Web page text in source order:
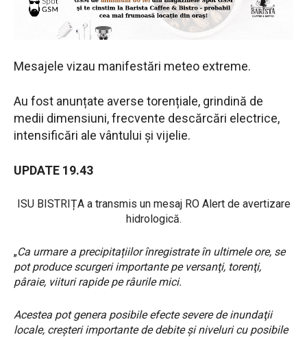
Mesajele vizau manifestări meteo extreme.
Au fost anunțate averse torențiale, grindină de
medii dimensiuni, frecvente descărcări electrice,
intensificări ale vântului și vijelie.
UPDATE 19.43
ISU BISTRIȚA a transmis un mesaj RO Alert de avertizare
hidrologică.
„Ca urmare a precipitațiilor înregistrate în ultimele ore, se
pot produce scurgeri importante pe versanţi, torenţi,
pâraie, viituri rapide pe râurile mici.
Acestea pot genera posibile efecte severe de inundaţii
locale, creşteri importante de debite şi niveluri cu posibile